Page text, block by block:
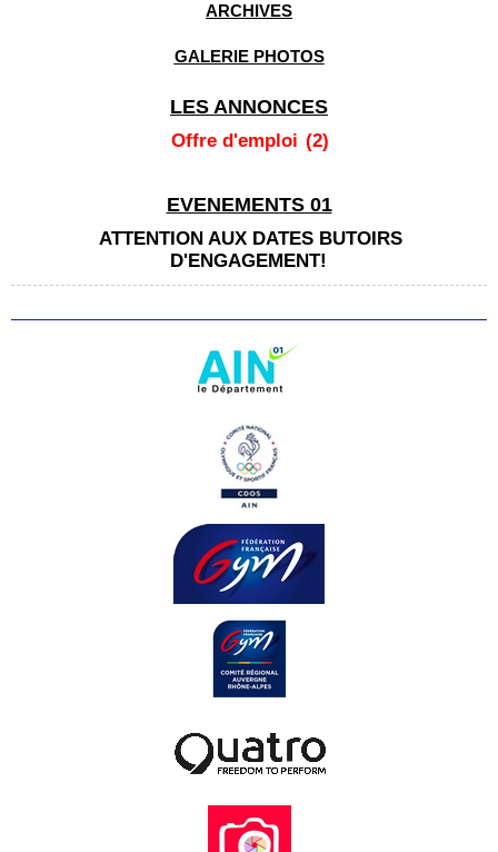
ARCHIVES
GALERIE PHOTOS
LES ANNONCES
Offre d'emploi (2)
EVENEMENTS 01
ATTENTION AUX DATES BUTOIRS
D'ENGAGEMENT!